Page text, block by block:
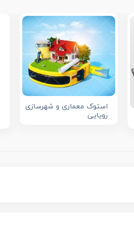
استوک معماری و شهرسازی
رویایی